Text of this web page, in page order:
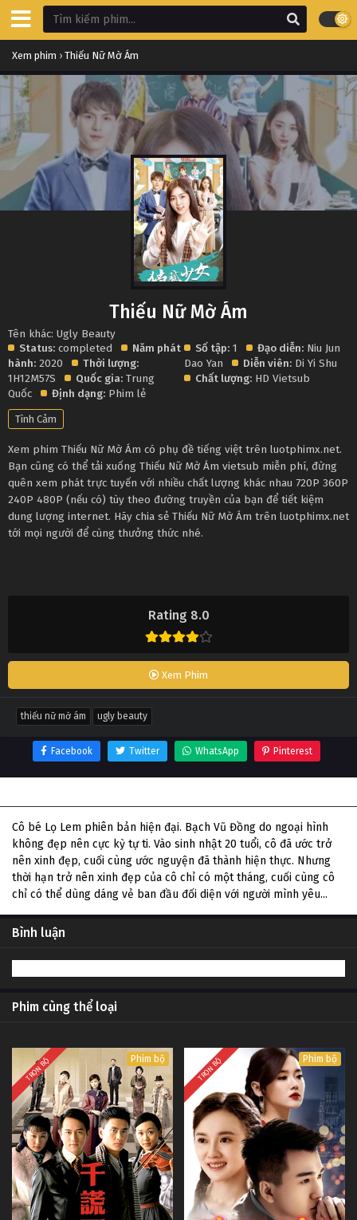
Xem phim › Thiếu Nữ Mờ Ám
Rating 8.0
Xem Phim
Thiếu Nữ Mờ Ám
Tên khác: Ugly Beauty
Status: completed
Năm phát
hành: 2020
Thời lượng:
1H12M57S
Quốc gia: Trung
Quốc
Định dạng: Phim lẻ
Số tập: 1 Đạo diễn: Niu Jun （
Dao Yan
Diễn viên: Di Yi Shu
Chất lượng: HD Vietsub
Tình Cảm
Xem phim Thiếu Nữ Mờ Ám có phụ đề tiếng việt trên luotphimx.net.
Bạn cũng có thể tải xuống Thiếu Nữ Mờ Ám vietsub miễn phí, đừng
quên xem phát trực tuyến với nhiều chất lượng khác nhau 720P 360P
240P 480P (nếu có) tùy theo đường truyền của bạn để tiết kiệm
dung lượng internet. Hãy chia sẻ Thiếu Nữ Mờ Ám trên luotphimx.net
tới mọi người để cùng thưởng thức nhé.
thiếu nữ mờ ám ugly beauty
Facebook Twitter WhatsApp Pinterest
Cô bé Lọ Lem phiên bản hiện đại. Bạch Vũ Đồng do ngoại hình
không đẹp nên cực kỳ tự ti. Vào sinh nhật 20 tuổi, cô đã ước trở
nên xinh đẹp, cuối cùng ước nguyện đã thành hiện thực. Nhưng
thời hạn trở nên xinh đẹp của cô chỉ có một tháng, cuối cùng cô
chỉ có thể dùng dáng vẻ ban đầu đối diện với người mình yêu...
Bình luận
Phim cùng thể loại
TRỌN BỘ Phim bộ TRỌN BỘ Phim bộ